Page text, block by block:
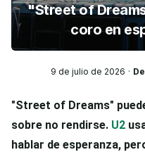
"Street of
coro en
9 de julio de 2026 De
"Street of Dreams"
sobre no rendirse. U2
hablar de esperanza,